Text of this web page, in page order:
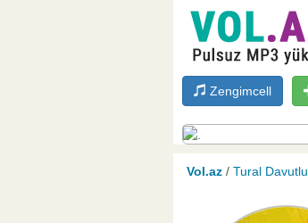
Zengimcell
Vol.az / Tural Davutlu